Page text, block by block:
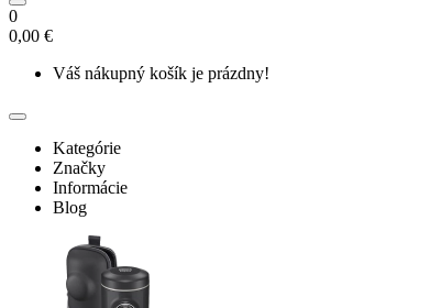
0
0,00 €
Váš nákupný košík je prázdny!
Kategórie
Značky
Informácie
Blog